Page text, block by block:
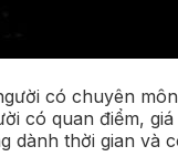
có chuyên
có quan điểm,
dành thời gian và